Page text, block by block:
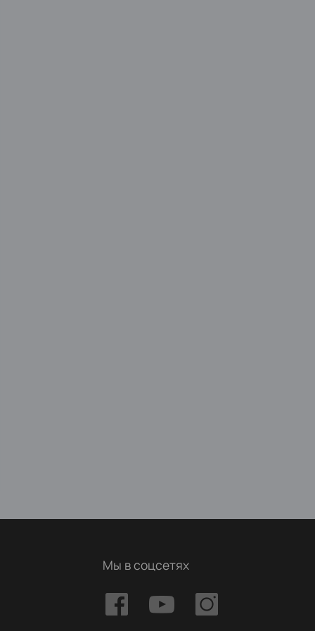
Мы в соцсетях